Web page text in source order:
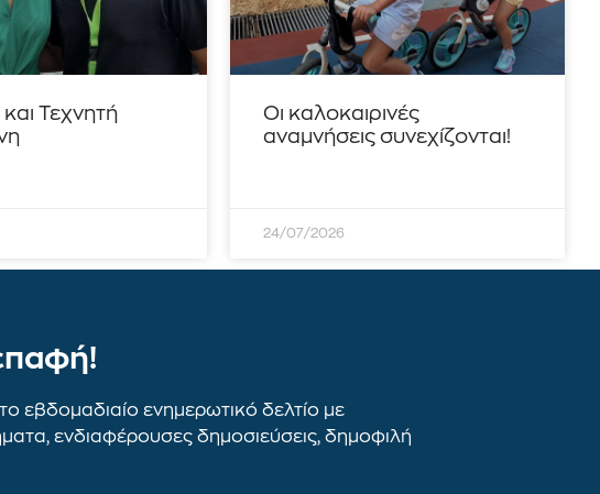
Τεχνητή
Οι καλοκαιρινές
αναμνήσεις συνεχίζονται!
24/07/2026
εβδομαδιαίο ενημερωτικό δελτίο με
ενδιαφέρουσες δημοσιεύσεις, δημοφιλή